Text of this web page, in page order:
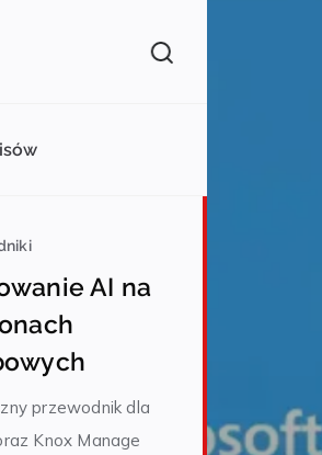
AI na
przewodnik dla
Knox Manage